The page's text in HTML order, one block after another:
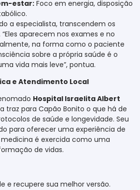
estar: Foco em energia, disposição
a especialista, transcendem os
aparecem nos exames e no
na forma como o paciente
sobre a própria saúde é o
vida mais leve”, pontua.
e Atendimento Local
Hospital Israelita Albert
traz para Capão Bonito o que há de
de saúde e longevidade. Seu
para oferecer uma experiência de
é exercida como uma
de vidas.
e recupere sua melhor versão.